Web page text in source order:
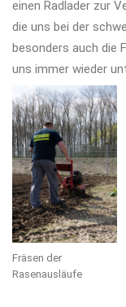
einen Radlader zur
die uns bei der
besonders auch die
uns immer wieder
Fräsen der
Rasenausläufe